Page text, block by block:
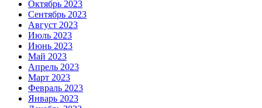
Октябрь 2023
Сентябрь 2023
Август 2023
Июль 2023
Июнь 2023
Май 2023
Апрель 2023
Март 2023
Февраль 2023
Январь 2023